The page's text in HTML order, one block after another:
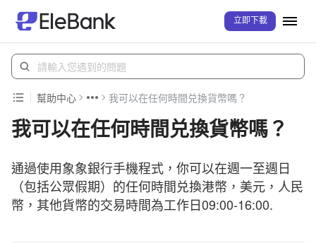
立即下載
幫助中心 我可以在任何時間兑換貨幣嗎？
我可以在任何時間兑換貨幣嗎？
通過使用象象銀行手機程式，你可以在週一至週日
（包括公眾假期）的任何時間兑換港幣，美元，人民
幣，其他貨幣的交易時間為工作日09:00-16:00.